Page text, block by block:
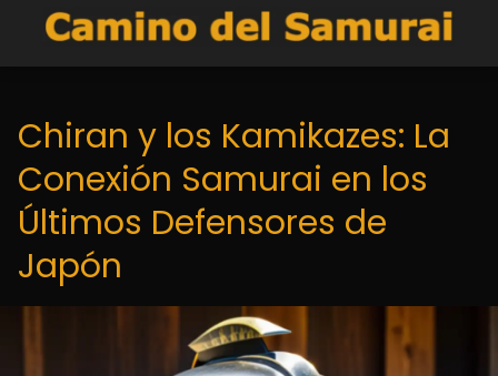
Chiran y los Kamikazes: La
Conexión Samurai en los
Últimos Defensores de
Japón